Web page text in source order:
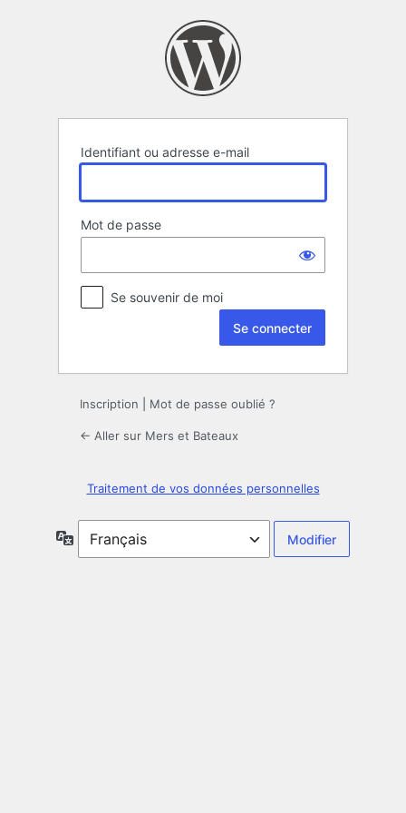
Identifiant ou adresse e-mail
Mot de passe
Se souvenir de moi
Inscription Mot de passe oublié ?
← Aller sur Mers et Bateaux
Traitement de vos données personnelles
Langue